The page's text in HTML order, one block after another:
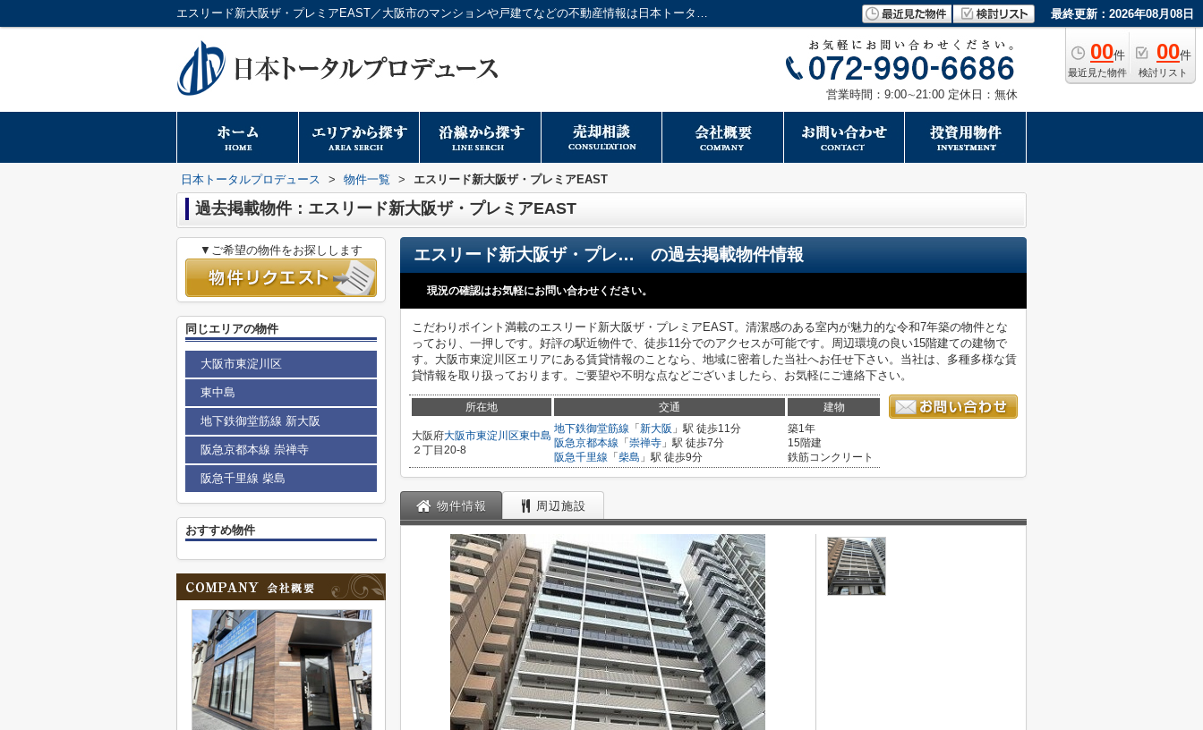
エスリード新大阪ザ・プレミアEAST／大阪市のマンションや戸建てなどの不動産情報は日本トータルプロデュースへ 最終更新：2026年08月08日
00件
最近見た物件
00件
検討リスト
営業時間：9:00∼21:00 定休日：無休
日本トータルプロデュース > 物件一覧 > エスリード新大阪ザ・プレミアEAST
過去掲載物件：エスリード新大阪ザ・プレミアEAST
エスリード新大阪ザ・プレミアEAST の過去掲載物件情報
現況の確認はお気軽にお問い合わせください。
こだわりポイント満載のエスリード新大阪ザ・プレミアEAST。清潔感のある室内が魅力的な令和7年築の物件とな
っており、一押しです。好評の駅近物件で、徒歩11分でのアクセスが可能です。周辺環境の良い15階建ての建物で
す。大阪市東淀川区エリアにある賃貸情報のことなら、地域に密着した当社へお任せ下さい。当社は、多種多様な賃
貸情報を取り扱っております。ご要望や不明な点などございましたら、お気軽にご連絡下さい。
所在地 交通 建物
大阪府大阪市東淀川区東中島
２丁目20-8
地下鉄御堂筋線 「 新大阪 」駅 徒歩11分
阪急京都本線 「 崇禅寺 」駅 徒歩7分
阪急千里線 「 柴島 」駅 徒歩9分
築1年
15階建
鉄筋コンクリート
物件情報 周辺施設
▼ご希望の物件をお探しします
同じエリアの物件
大阪市東淀川区
東中島
地下鉄御堂筋線 新大阪
阪急京都本線 崇禅寺
阪急千里線 柴島
おすすめ物件